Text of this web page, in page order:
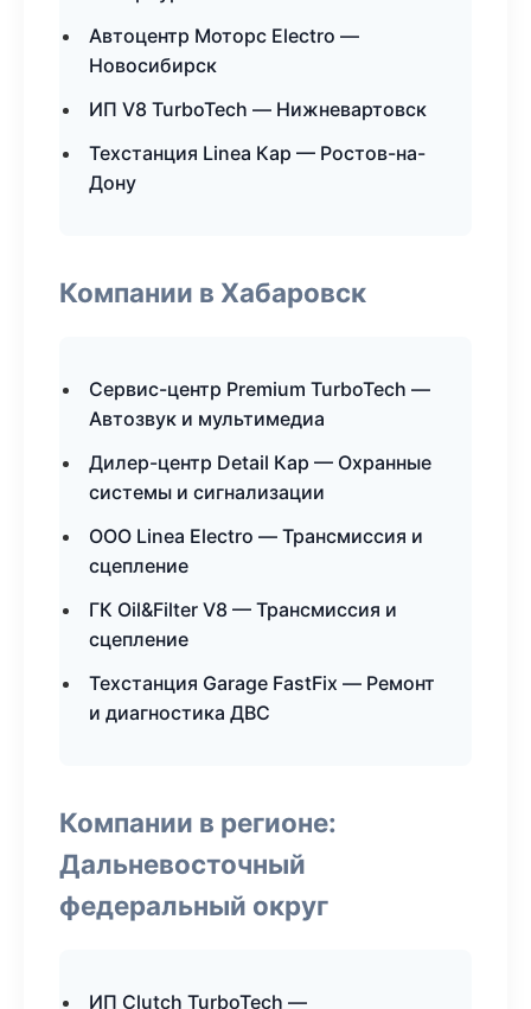
Автоцентр Моторс Electro —
Новосибирск
ИП V8 TurboTech — Нижневартовск
Техстанция Linea Кар — Ростов-на-
Дону
Компании в Хабаровск
Сервис-центр Premium TurboTech —
Автозвук и мультимедиа
Дилер-центр Detail Кар — Охранные
системы и сигнализации
ООО Linea Electro — Трансмиссия и
сцепление
ГК Oil&Filter V8 — Трансмиссия и
сцепление
Техстанция Garage FastFix — Ремонт
и диагностика ДВС
Компании в регионе:
Дальневосточный
федеральный округ
ИП Clutch TurboTech —